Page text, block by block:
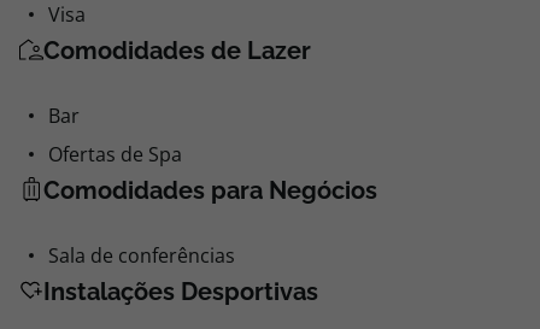
Visa
Comodidades de Lazer
Bar
Ofertas de Spa
Comodidades para Negócios
Sala de conferências
Instalações Desportivas